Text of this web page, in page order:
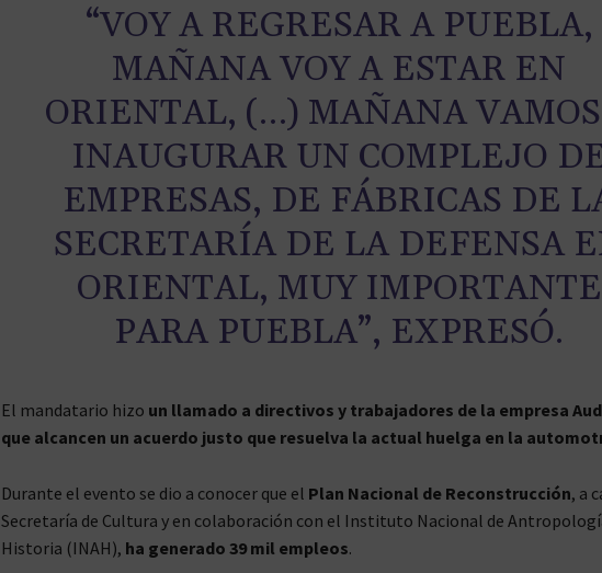
“VOY A REGRESAR A PUEBLA,
MAÑANA VOY A ESTAR EN
ORIENTAL, (…) MAÑANA
INAUGURAR UN COMPLEJO
EMPRESAS, DE FÁBRICAS DE
SECRETARÍA DE LA DEFENSA
ORIENTAL, MUY IMPORTANTE
PARA PUEBLA”, EXPRESÓ.
El mandatario hizo un llamado a directivos y trabajadores de la empresa
que alcancen un acuerdo justo que resuelva la actual huelga en la
Durante el evento se dio a conocer que el Plan Nacional de Reconstrucción, a
Secretaría de Cultura y en colaboración con el Instituto Nacional de
Historia (INAH), ha generado 39 mil empleos.